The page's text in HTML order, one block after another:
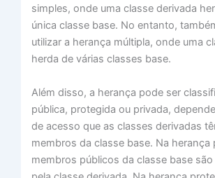
simples, onde uma classe derivada
única classe base. No entanto,
utilizar a herança múltipla, onde uma
herda de várias classes base.
Além disso, a herança pode ser
pública, protegida ou privada,
de acesso que as classes derivadas
membros da classe base. Na herança
membros públicos da classe base